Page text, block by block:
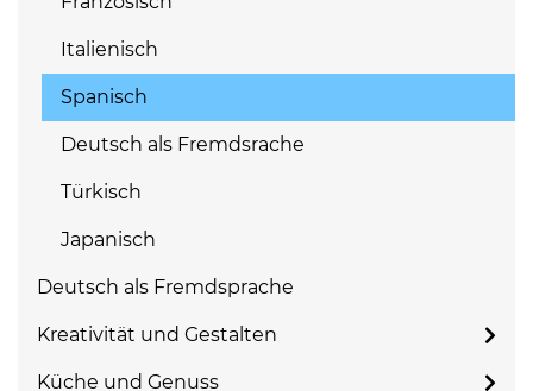
Italienisch
Spanisch
Deutsch als Fremdsrache
Türkisch
Japanisch
Deutsch als Fremdsprache
Kreativität und Gestalten
Küche und Genuss